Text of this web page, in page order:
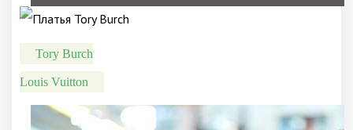
Tory Burch
Louis Vuitton